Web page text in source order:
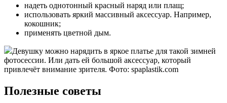
надеть однотонный красный наряд или плащ;
использовать яркий массивный аксессуар. Например,
кокошник;
применять цветной дым.
Девушку можно нарядить в яркое платье для такой зимней
фотосессии. Или дать ей большой аксессуар, который
привлечёт внимание зрителя. Фото: spaplastik.com
Полезные советы